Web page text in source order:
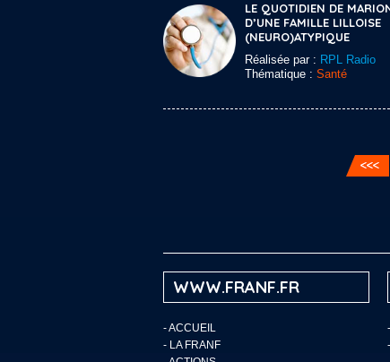
LE QUOTIDIEN DE
D’UNE FAMILLE LILLOISE
(NEURO)ATYPIQUE
Réalisée par : RPL Radio
Thématique : Santé
WWW.FRANF.FR
-ACCUEIL
- LA FRANF